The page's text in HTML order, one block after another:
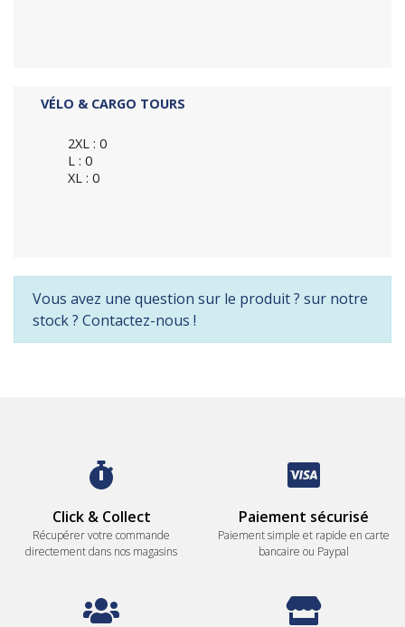
VÉLO & CARGO TOURS
2XL : 0
L : 0
XL : 0
Vous avez une question sur le produit ? sur notre
stock ? Contactez-nous !
Click & Collect
Récupérer votre commande
directement dans nos magasins
Paiement sécurisé
Paiement simple et rapide en carte
bancaire ou Paypal